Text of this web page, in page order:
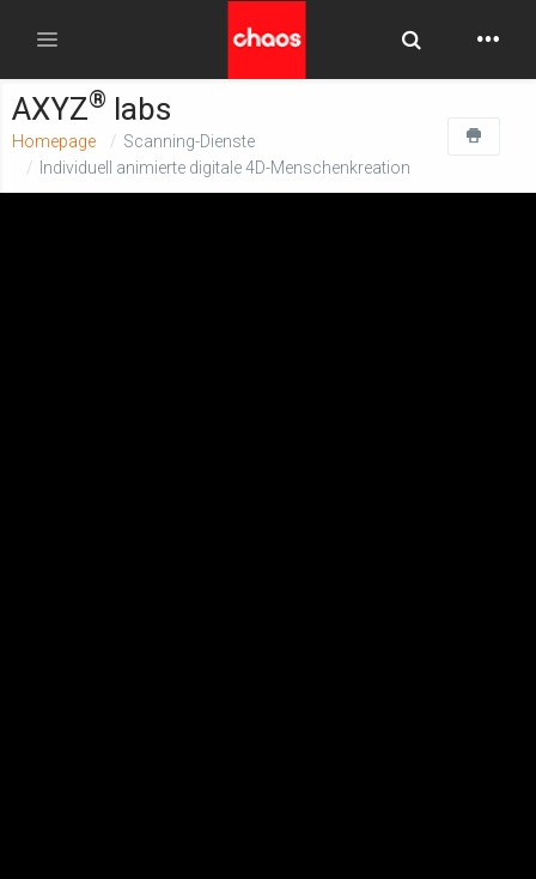
Toggle navigation Toggle
AXYZ® labs
Homepage
Scanning-Dienste
Individuell animierte digitale 4D-Menschenkreation